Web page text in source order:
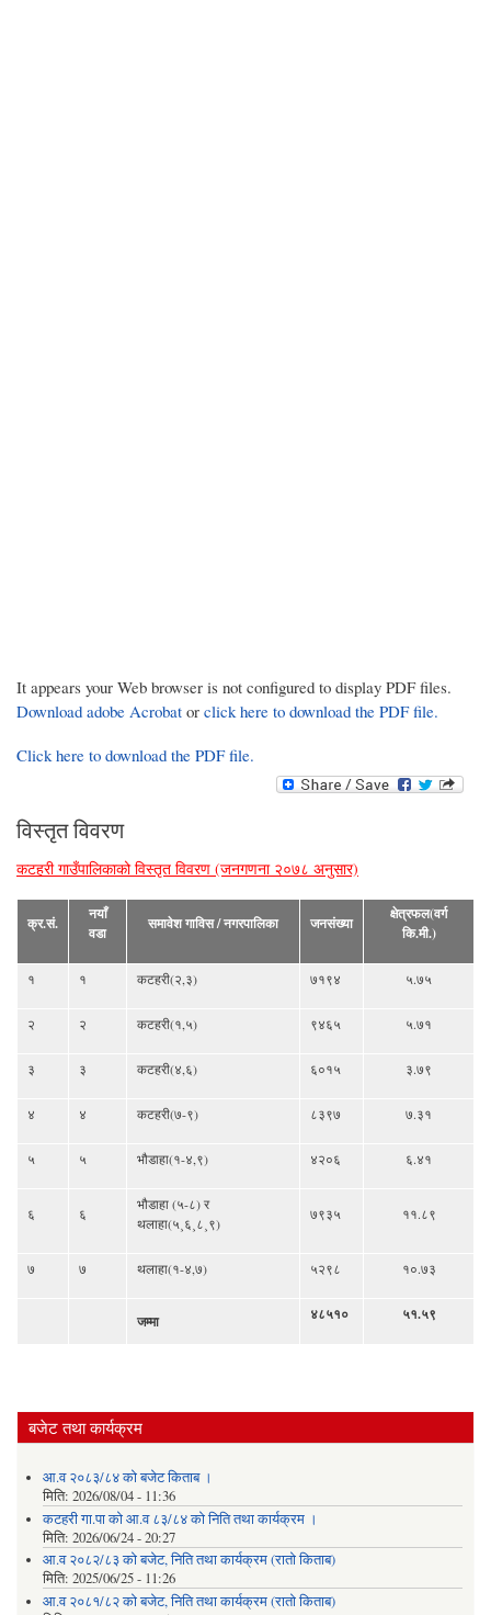
It appears your Web browser is not configured to display PDF files.
Download adobe Acrobat or click here to download the PDF file.
Click here to download the PDF file.
विस्तृत विवरण
कटहरी गाउँपालिकाको विस्तृत विवरण (जनगणना २०७८ अनुसार)
क्र.सं.
नयाँ
वडा
समावेश गाविस / नगरपालिका जनसंख्या
क्षेत्रफल(वर्ग
कि.मी.)
१ १ कटहरी(२,३) ७१९४ ५.७५
२ २ कटहरी(१,५) ९४६५ ५.७१
३ ३ कटहरी(४,६) ६०१५ ३.७९
४ ४ कटहरी(७-९) ८३९७ ७.३१
५ ५ भौडाहा(१-४,९) ४२०६ ६.४१
६ ६
भौडाहा (५-८) र
थलाहा(५¸६¸८¸९)
७९३५ ११.८९
७ ७ थलाहा(१-४,७) ५२९८ १०.७३
जम्मा ४८५१० ५१.५९
बजेट तथा कार्यक्रम
आ.व २०८३/८४ को बजेट किताब ।
मिति: 2026/08/04 - 11:36
कटहरी गा.पा को आ.व ८३/८४ को निति तथा कार्यक्रम ।
मिति: 2026/06/24 - 20:27
आ.व २०८२/८३ को बजेट, निति तथा कार्यक्रम (रातो किताब)
मिति: 2025/06/25 - 11:26
आ.व २०८१/८२ को बजेट, निति तथा कार्यक्रम (रातो किताब)